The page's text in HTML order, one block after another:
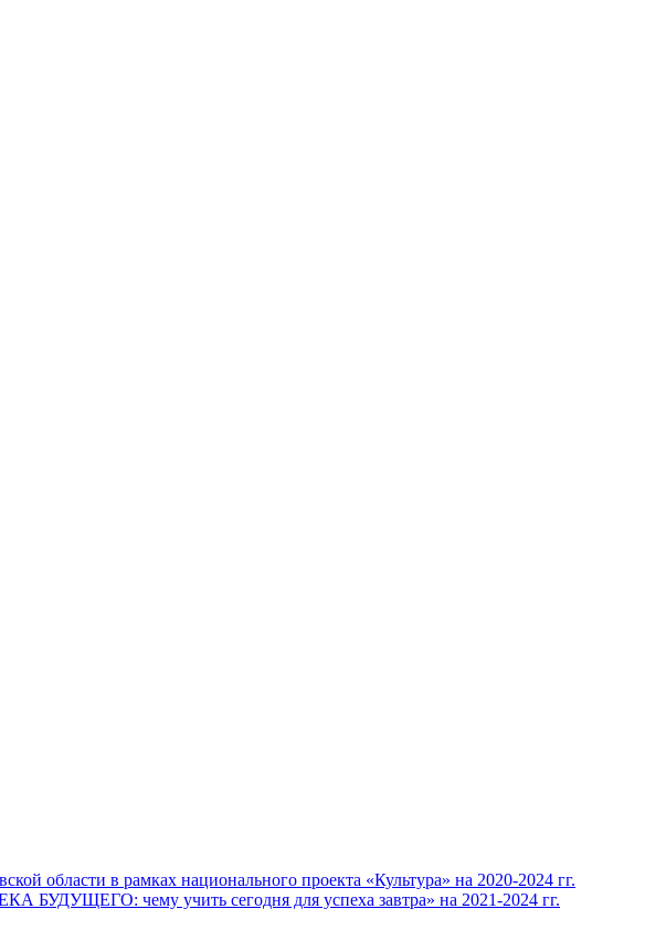
области в рамках национального проекта «Культура» на 2020-2024 гг.
БУДУЩЕГО: чему учить сегодня для успеха завтра» на 2021-2024 гг.